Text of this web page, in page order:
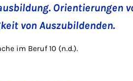
Orientierungen
von Auszubildenden.
im Beruf 10 (n.d.).